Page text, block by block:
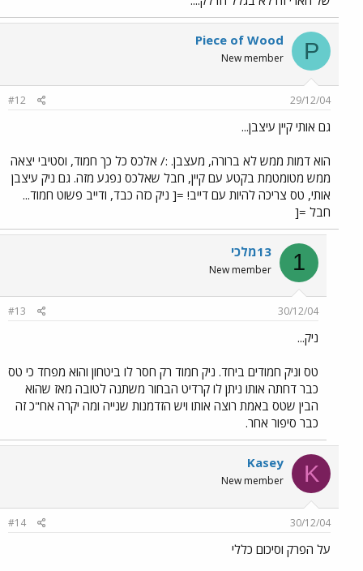
P
Piece of Wood
New member
29/12/04
#12
גם אותי קיין עיצבן...
הוא דמות ממש לא ברורה, מעצבן. :/ אלכס כל כך חמוד, וסטיבי יצאה
ממש מטומטמת בקטע עם קיין, חבל שאלכס נפגע מזה. גם ניק עיצבן
אותי, טס צריכה להיות עם דייב! =[ ניק כזה כבד, ודייב פשוט חמוד...
חבל =[
1 13מלכי
New member
30/12/04
#13
ניק...
טס וניק חמודים ביחד. ניק חמוד רק חסר לו ביטחון והוא מפחד כי טס
כבר דחתה אותו ניתן לו קרדיט הבחור משתנה לטובה מאז שהוא
הבין שטס באמת רוצה אותו ויש הזדמנות שנייה ומה יקרה אח"כ זה
כבר סיפור אחר.
K
Kasey
New member
30/12/04
#14
על הפרק וסיכום כללי